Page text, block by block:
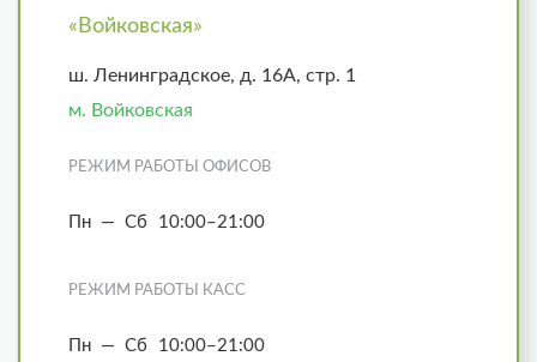
«Войковская»
ш. Ленинградское, д. 16А, стр. 1
м. Войковская
РЕЖИМ РАБОТЫ ОФИСОВ
Пн — Сб 10:00–21:00
РЕЖИМ РАБОТЫ КАСС
Пн — Сб 10:00–21:00